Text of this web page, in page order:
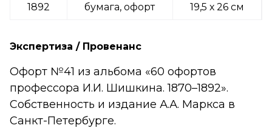
1892 бумага, офорт 19,5 х 26 см
Экспертиза / Провенанс
Офорт №41 из альбома «60 офортов
профессора И.И. Шишкина. 1870–1892».
Собственность и издание А.А. Маркса в
Санкт-Петербурге.